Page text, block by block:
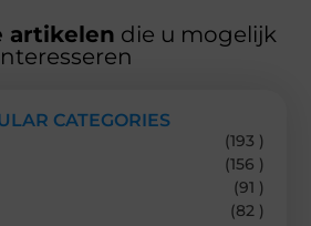
artikelen die u mogelijk
CATEGORIES
(193 )
(156 )
(91 )
(82 )